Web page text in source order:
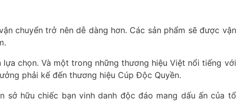
chuyển trở nên dễ dàng hơn. Các sản phẩm sẽ được vận
lựa chọn. Và một trong những thương hiệu Việt nổi tiếng với
phải kế đến thương hiệu Cúp Độc Quyền.
hữu chiếc bạn vinh danh độc đáo mang dấu ấn của tổ